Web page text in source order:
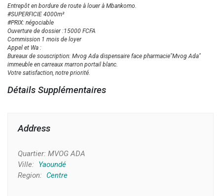
Entrepôt en bordure de route à louer à Mbankomo.
#SUPERFICIE 4000m²
#PRIX: négociable
Ouverture de dossier :15000 FCFA
Commission 1 mois de loyer
Appel et Wa :
Bureaux de souscription: Mvog Ada dispensaire face pharmacie"Mvog Ada"
immeuble en carreaux marron portail blanc.
Votre satisfaction, notre priorité.
Détails Supplémentaires
Address
Quartier: MVOG ADA
Ville:
Yaoundé
Region:
Centre